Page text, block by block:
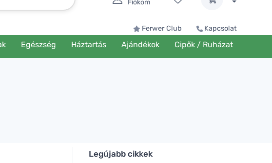
Fiókom
Ferwer Club Kapcsolat
Egészség Háztartás Ajándékok Cipők / Ruházat
Legújabb cikkek